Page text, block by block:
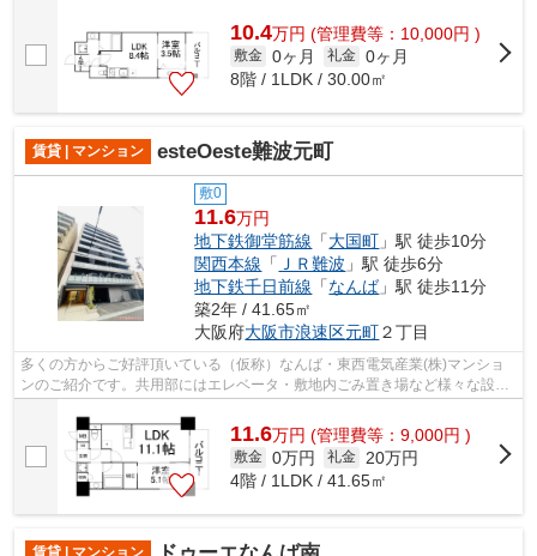
10.4万円 (管理費等：10,000円 )
敷金 0ヶ月 礼金 0ヶ月
8階 / 1LDK / 30.00㎡
賃貸 | マンション esteOeste難波元町
敷0
11.6万円
地下鉄御堂筋線 「大国町 」駅 徒歩10分
関西本線 「 ＪＲ難波 」駅 徒歩6分
地下鉄千日前線 「なんば」駅 徒歩11分
築2年 / 41.65㎡
大阪府大阪市浪速区元町２丁目
多くの方からご好評頂いている（仮称）なんば・東西電気産業(株)マンショ
ンのご紹介です。共用部にはエレベータ・敷地内ごみ置き場など様々な設備
11.6万円 (管理費等：9,000円 )
敷金 0万円 礼金
20万円
4階 / 1LDK / 41.65㎡
賃貸 | マンション